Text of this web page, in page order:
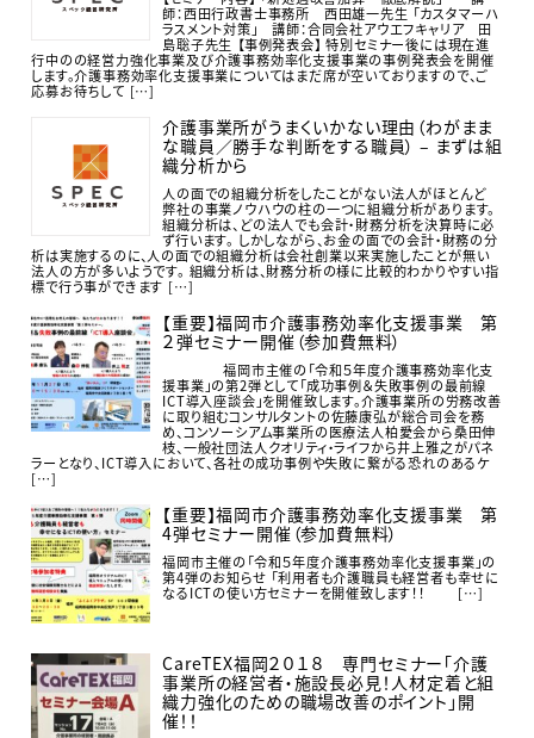
師：西田行政書士事務所 西田雄一先生 「カスタマーハ
ラスメント対策」 講師：合同会社アウエフキャリア 田
島聡子先生 【事例発表会】 特別セミナー後には現在進
行中のの経営力強化事業及び介護事務効率化支援事業の事例発表会を開催
します。介護事務効率化支援事業についてはまだ席が空いておりますので、ご
応募お待ちして […]
介護事業所がうまくいかない理由（わがまま
な職員／勝手な判断をする職員） – まずは組
織分析から
人の面での組織分析をしたことがない法人がほとんど
弊社の事業ノウハウの柱の一つに組織分析があります。
組織分析は、どの法人でも会計・財務分析を決算時に必
ず行います。 しかしながら、お金の面での会計・財務の分
析は実施するのに、人の面での組織分析は会社創業以来実施したことが無い
法人の方が多いようです。 組織分析は、財務分析の様に比較的わかりやすい指
標で行う事ができます […]
【重要】福岡市介護事務効率化支援事業 第
２弾セミナー開催（参加費無料）
福岡市主催の「令和５年度介護事務効率化支
援事業」の第2弾として「成功事例＆失敗事例の最前線
ICT導入座談会」を開催致します。介護事業所の労務改善
に取り組むコンサルタントの佐藤康弘が総合司会を務
め、コンソーシアム事業所の医療法人柏愛会から桑田伸
枝、一般社団法人クオリティ・ライフから井上雅之がパネ
ラーとなり、ICT導入において、各社の成功事例や失敗に繋がる恐れのあるケ
[…]
【重要】福岡市介護事務効率化支援事業 第
4弾セミナー開催（参加費無料）
福岡市主催の「令和５年度介護事務効率化支援事業」の
第4弾のお知らせ 「利用者も介護職員も経営者も幸せに
なるICTの使い方セミナーを開催致します！！ […]
CareTEX福岡２０１８ 専門セミナー「介護
事業所の経営者・施設長必見！人材定着と組
織力強化のための職場改善のポイント」開
催！！